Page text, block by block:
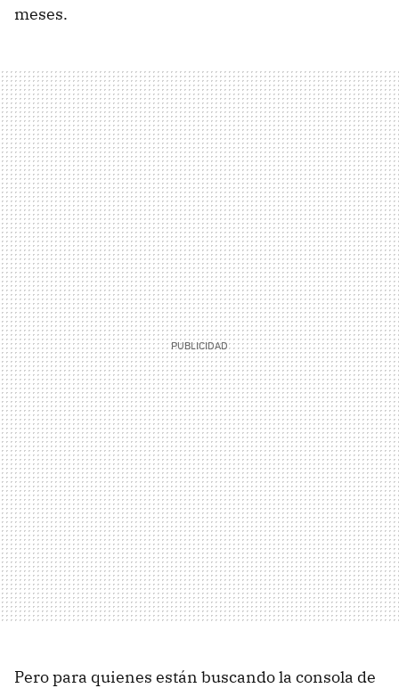
meses.
Pero para quienes están buscando la consola de